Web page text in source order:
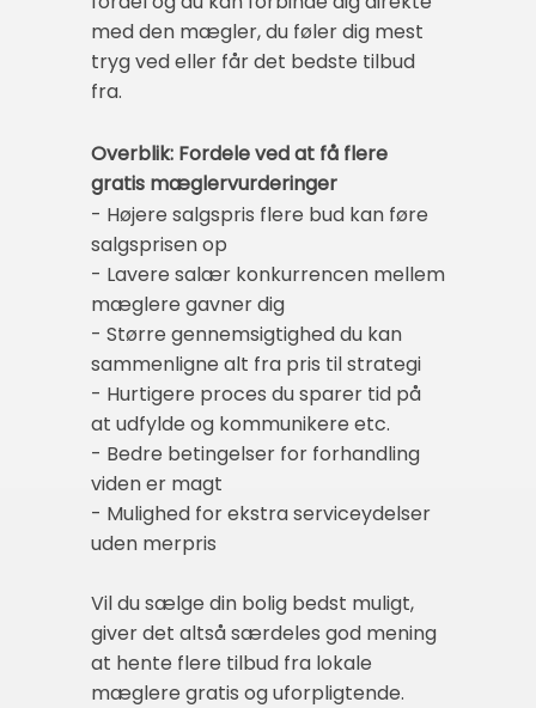
med den mægler, du føler dig mest
tryg ved eller får det bedste tilbud
fra.
Overblik: Fordele ved at få flere
gratis mæglervurderinger
- Højere salgspris flere bud kan føre
salgsprisen op
- Lavere salær konkurrencen mellem
mæglere gavner dig
- Større gennemsigtighed du kan
sammenligne alt fra pris til strategi
- Hurtigere proces du sparer tid på
at udfylde og kommunikere etc.
- Bedre betingelser for forhandling
viden er magt
- Mulighed for ekstra serviceydelser
uden merpris
Vil du sælge din bolig bedst muligt,
giver det altså særdeles god mening
at hente flere tilbud fra lokale
mæglere gratis og uforpligtende.